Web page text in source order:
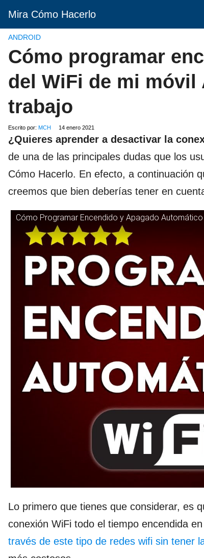
Mira Cómo Hacerlo
ANDROID
Cómo programar
del WiFi de mi móvil
trabajo
Escrito por: MCH 14 enero 2021
¿Quieres aprender a desactivar la
de una de las principales dudas que los
Cómo Hacerlo. En efecto, a continuación
creemos que bien deberías tener en
Cómo Programar Encendido y Apagado
Lo primero que tienes que considerar, es
conexión WiFi todo el tiempo encendida
través de este tipo de redes wifi sin tener